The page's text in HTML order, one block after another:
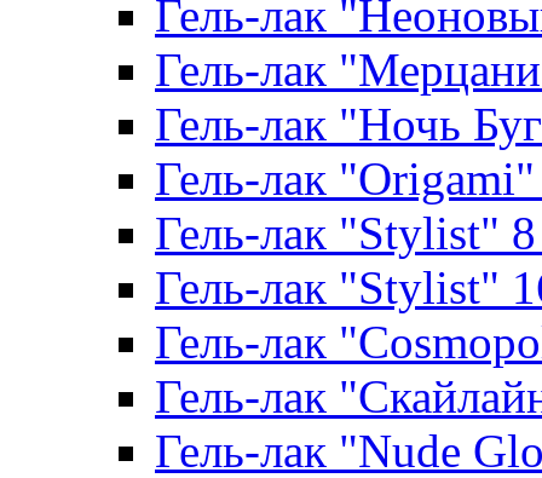
Гель-лак
Гель-лак
Гель-лак "Ночь
Гель-лак
Гель-лак "Stylist"
Гель-лак "Stylist"
Гель-лак
Гель-лак
Гель-лак "Nude